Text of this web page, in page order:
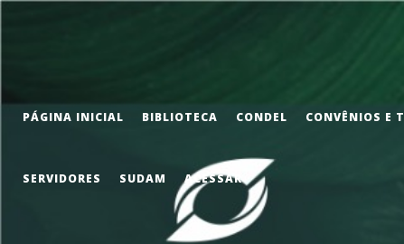
PÁGINA INICIAL BIBLIOTECA CONDEL CONVÊNIOS E
SERVIDORES SUDAM ACESSAR